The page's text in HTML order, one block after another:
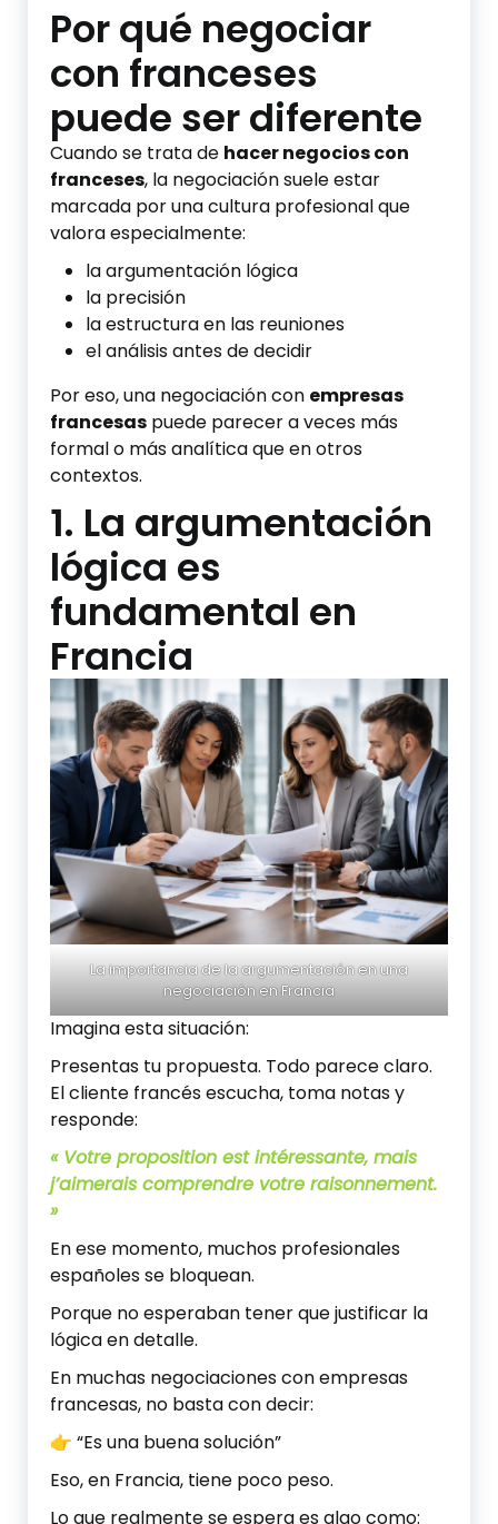
Por qué negociar
con franceses
puede ser diferente
Cuando se trata de hacer negocios con
franceses, la negociación suele estar
marcada por una cultura profesional que
valora especialmente:
la argumentación lógica
la precisión
la estructura en las reuniones
el análisis antes de decidir
Por eso, una negociación con empresas
francesas puede parecer a veces más
formal o más analítica que en otros
contextos.
1. La argumentación
lógica es
fundamental en
Francia
La importancia de la argumentación en una
negociación en Francia
Imagina esta situación:
Presentas tu propuesta. Todo parece claro.
El cliente francés escucha, toma notas y
responde:
« Votre proposition est intéressante, mais
j’aimerais comprendre votre raisonnement.
»
En ese momento, muchos profesionales
españoles se bloquean.
Porque no esperaban tener que justificar la
lógica en detalle.
En muchas negociaciones con empresas
francesas, no basta con decir:
👉 “Es una buena solución”
Eso, en Francia, tiene poco peso.
Lo que realmente se espera es algo como: